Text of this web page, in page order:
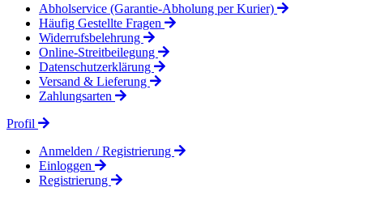
Abholservice (Garantie-Abholung per Kurier)
Häufig Gestellte Fragen
Widerrufsbelehrung
Online-Streitbeilegung
Datenschutzerklärung
Versand & Lieferung
Zahlungsarten
Profil
Anmelden / Registrierung
Einloggen
Registrierung